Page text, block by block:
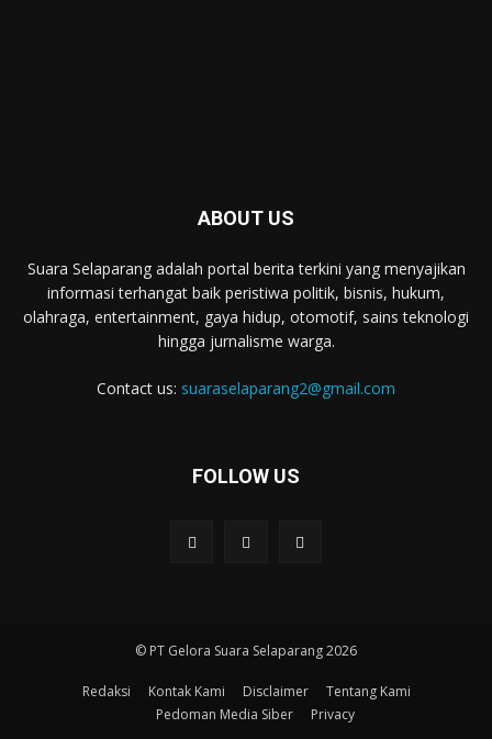
ABOUT US
Suara Selaparang adalah portal berita terkini yang menyajikan
informasi terhangat baik peristiwa politik, bisnis, hukum,
olahraga, entertainment, gaya hidup, otomotif, sains teknologi
hingga jurnalisme warga.
Contact us: suaraselaparang2@gmail.com
FOLLOW US
© PT Gelora Suara Selaparang 2026
Redaksi Kontak Kami Disclaimer
Tentang Kami
Pedoman Media Siber
Privacy